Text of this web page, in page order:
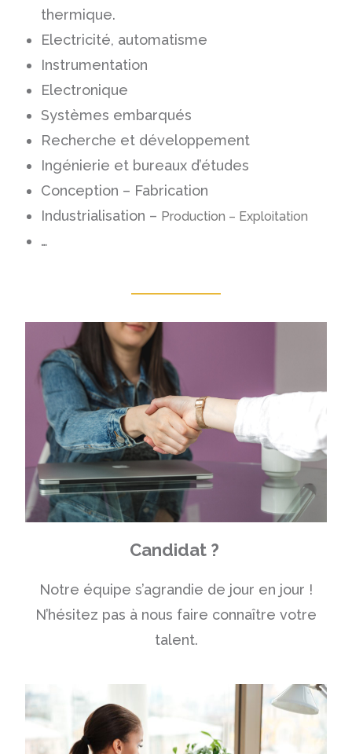
thermique.
Electricité, automatisme
Instrumentation
Electronique
Systèmes embarqués
Recherche et développement
Ingénierie et bureaux d’études
Conception – Fabrication
Industrialisation – Production – Exploitation
…
Candidat ?
Notre équipe s’agrandie de jour en jour !
N’hésitez pas à nous faire connaître votre
talent.